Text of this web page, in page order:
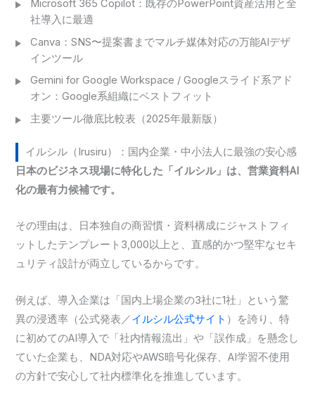
Microsoft 365 Copilot：既存のPowerPoint資産活用と全
社導入に最適
Canva：SNS〜提案書までマルチ媒体対応の万能AIデザ
インツール
Gemini for Google Workspace / Googleスライド系アド
オン：Google系組織にベストフィット
主要ツール徹底比較表（2025年最新版）
イルシル（Irusiru）：国内企業・中小法人に最強の安心感
日本のビジネス現場に特化した「イルシル」は、営業資料AI
化の最有力候補です。
その理由は、日本独自の商習慣・資料構成にジャストフィ
ットしたテンプレート3,000以上と、直感的かつ堅牢なセキ
ュリティ設計が両立しているからです。
例えば、導入企業は「国内上場企業の3社に1社」という驚
異の浸透率（公式発表／イルシル公式サイト ）を誇り、特
に初めてのAI導入で「社内情報流出」や「誤作成」を懸念し
ていた企業も、NDA対応やAWS暗号化保存、AI学習不使用
の方針で安心して社内標準化を推進しています。